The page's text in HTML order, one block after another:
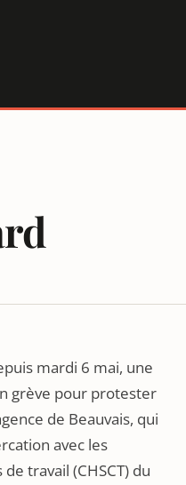
mardi 6 mai, une
grève pour protester
de Beauvais, qui
avec les
travail (CHSCT) du